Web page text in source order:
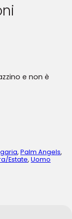
e non è
, Palm Angels,
Estate, Uomo